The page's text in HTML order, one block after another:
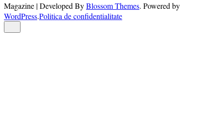
Magazine | Developed ByBlossom Themes. Powered by
WordPress.Politica de confidentialitate